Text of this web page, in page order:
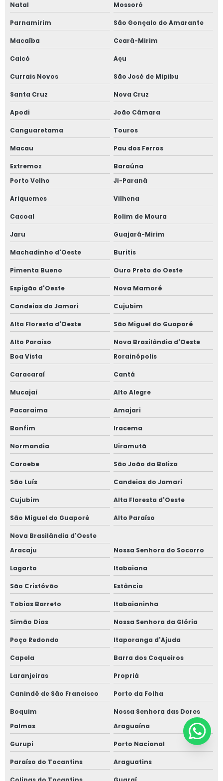
Natal
Mossoró
Parnamirim São Gonçalo do Amarante
Macaíba Ceará-Mirim
Caicó Açu
Currais Novos São José de Mipibu
Santa Cruz Nova Cruz
Apodi João Câmara
Canguaretama Touros
Macau Pau dos Ferros
Extremoz
Baraúna
Porto Velho
Ji-Paraná
Ariquemes Vilhena
Cacoal Rolim de Moura
Jaru Guajará-Mirim
Machadinho d'Oeste Buritis
Pimenta Bueno Ouro Preto do Oeste
Espigão d'Oeste Nova Mamoré
Candeias do Jamari Cujubim
Alta Floresta d'Oeste São Miguel do Guaporé
Alto Paraíso
Nova Brasilândia d'Oeste
Boa Vista
Rorainópolis
Caracaraí Cantá
Mucajaí Alto Alegre
Pacaraima Amajari
Bonfim Iracema
Normandia Uiramutã
Caroebe São João da Baliza
São Luís Candeias do Jamari
Cujubim Alta Floresta d'Oeste
São Miguel do Guaporé Alto Paraíso
Nova Brasilândia d'Oeste
Aracaju
Nossa Senhora do Socorro
Lagarto Itabaiana
São Cristóvão Estância
Tobias Barreto Itabaianinha
Simão Dias Nossa Senhora da Glória
Poço Redondo Itaporanga d'Ajuda
Capela Barra dos Coqueiros
Laranjeiras Propriá
Canindé de São Francisco Porto da Folha
Boquim
Nossa Senhora das Dores
Palmas
Araguaína
Gurupi Porto Nacional
Paraíso do Tocantins Araguatins